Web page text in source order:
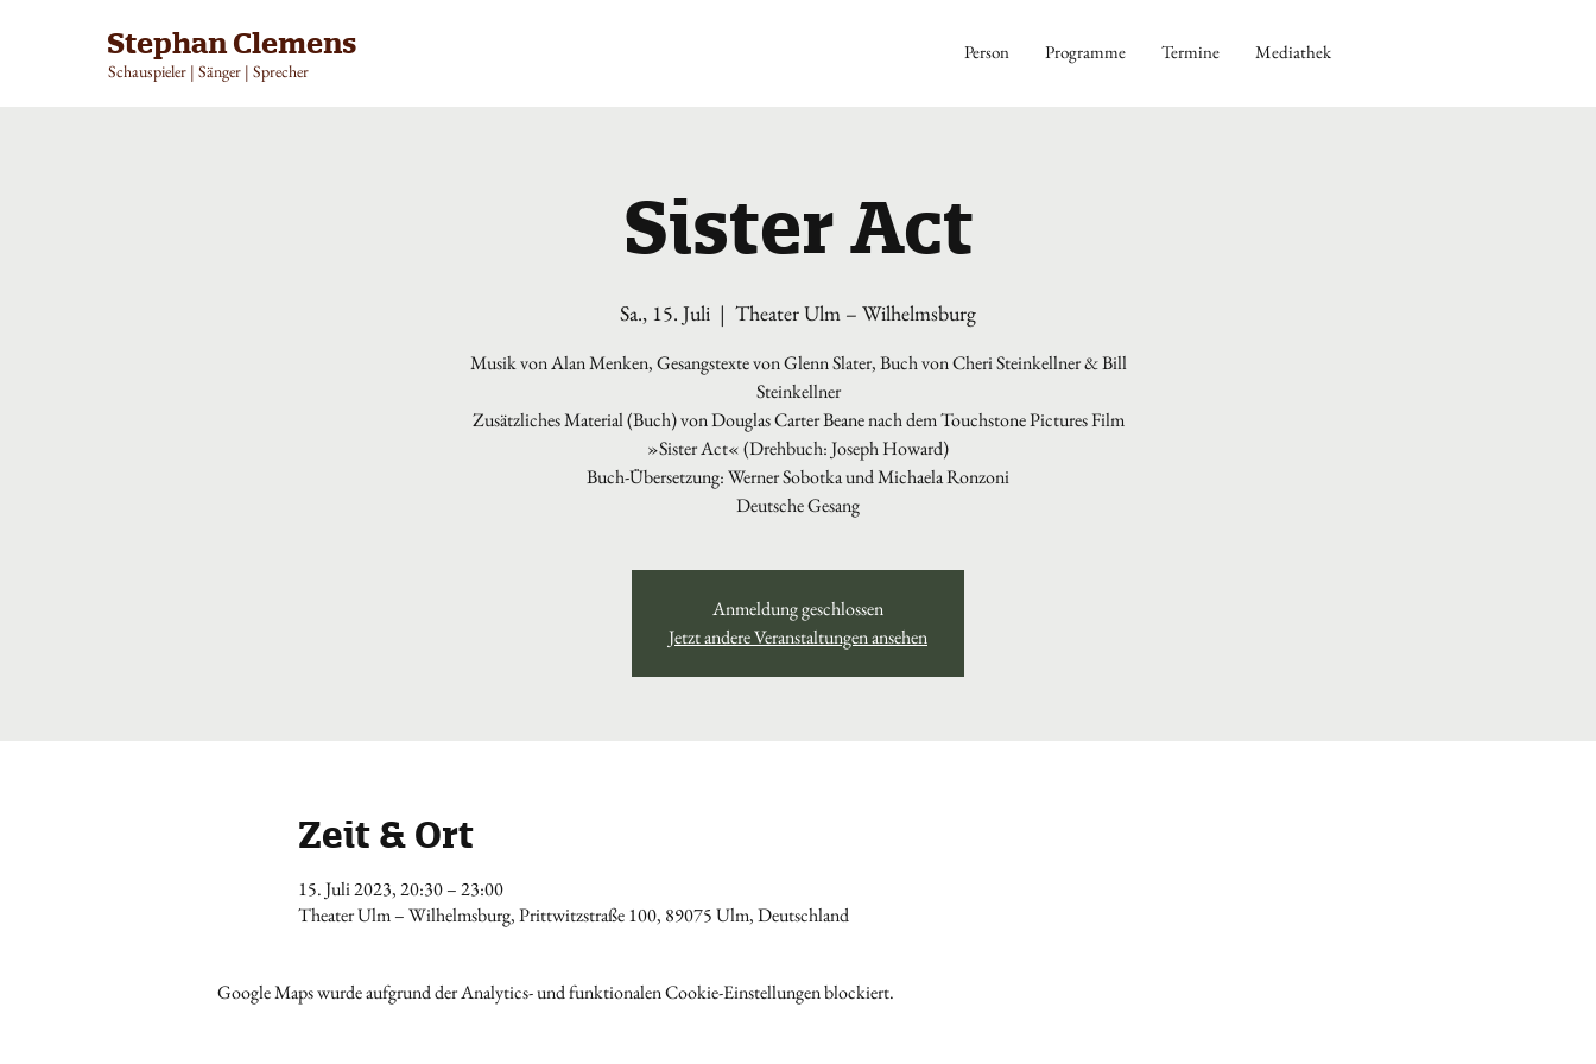
Stephan Clemens
Schauspieler | Sänger | Sprecher
Person Programme Termine Mediathek
Sister Act
Sa., 15. Juli
  |
Theater Ulm – Wilhelmsburg
Musik von Alan Menken, Gesangstexte von Glenn Slater, Buch von Cheri Steinkellner & Bill
Steinkellner
Zusätzliches Material (Buch) von Douglas Carter Beane nach dem Touchstone Pictures Film
»Sister Act« (Drehbuch: Joseph Howard)
Buch-Übersetzung: Werner Sobotka und Michaela Ronzoni
Deutsche Gesang
Anmeldung geschlossen
Jetzt andere Veranstaltungen ansehen
Zeit & Ort
15. Juli 2023, 20:30 – 23:00
Theater Ulm – Wilhelmsburg, Prittwitzstraße 100, 89075 Ulm, Deutschland
Google Maps wurde aufgrund der Analytics- und funktionalen Cookie-Einstellungen blockiert.